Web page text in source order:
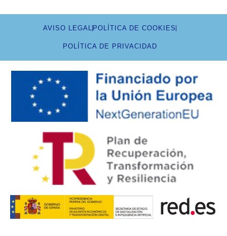
AVISO LEGAL POLÍTICA DE COOKIES
POLÍTICA DE PRIVACIDAD